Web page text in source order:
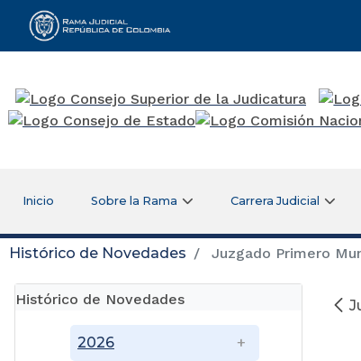
Rama Judicial
Inicio Sobre la Rama Carrera Judicial
Histórico de Novedades Juzgado Primero
Histórico de Novedades
2026